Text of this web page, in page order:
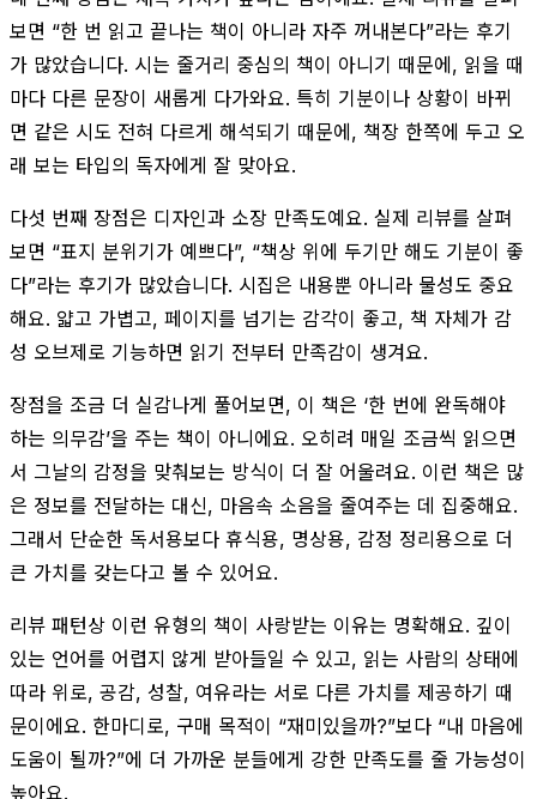
보면 “한 번 읽고 끝나는 책이 아니라 자주 꺼내본다”라는 후기
가 많았습니다. 시는 줄거리 중심의 책이 아니기 때문에, 읽을 때
마다 다른 문장이 새롭게 다가와요. 특히 기분이나 상황이 바뀌
면 같은 시도 전혀 다르게 해석되기 때문에, 책장 한쪽에 두고 오
래 보는 타입의 독자에게 잘 맞아요.
다섯 번째 장점은 디자인과 소장 만족도예요. 실제 리뷰를 살펴
보면 “표지 분위기가 예쁘다”, “책상 위에 두기만 해도 기분이 좋
다”라는 후기가 많았습니다. 시집은 내용뿐 아니라 물성도 중요
해요. 얇고 가볍고, 페이지를 넘기는 감각이 좋고, 책 자체가 감
성 오브제로 기능하면 읽기 전부터 만족감이 생겨요.
장점을 조금 더 실감나게 풀어보면, 이 책은 ‘한 번에 완독해야
하는 의무감’을 주는 책이 아니에요. 오히려 매일 조금씩 읽으면
서 그날의 감정을 맞춰보는 방식이 더 잘 어울려요. 이런 책은 많
은 정보를 전달하는 대신, 마음속 소음을 줄여주는 데 집중해요.
그래서 단순한 독서용보다 휴식용, 명상용, 감정 정리용으로 더
큰 가치를 갖는다고 볼 수 있어요.
리뷰 패턴상 이런 유형의 책이 사랑받는 이유는 명확해요. 깊이
있는 언어를 어렵지 않게 받아들일 수 있고, 읽는 사람의 상태에
따라 위로, 공감, 성찰, 여유라는 서로 다른 가치를 제공하기 때
문이에요. 한마디로, 구매 목적이 “재미있을까?”보다 “내 마음에
도움이 될까?”에 더 가까운 분들에게 강한 만족도를 줄 가능성이
높아요.